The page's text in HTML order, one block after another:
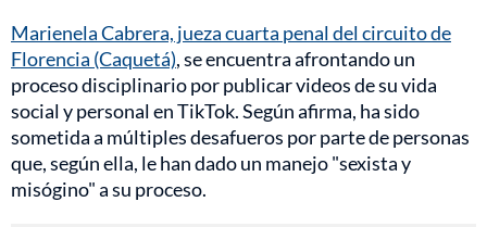
Marienela Cabrera, jueza cuarta penal del circuito de
Florencia (Caquetá), se encuentra afrontando un
proceso disciplinario por publicar videos de su vida
social y personal en TikTok. Según afirma, ha sido
sometida a múltiples desafueros por parte de personas
que, según ella, le han dado un manejo "sexista y
misógino" a su proceso.